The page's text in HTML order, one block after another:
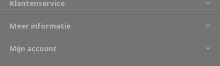
Klantenservice
Meer informatie
Mijn account